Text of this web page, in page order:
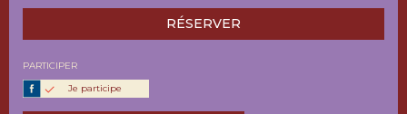
RÉSERVER
PARTICIPER
Je participe